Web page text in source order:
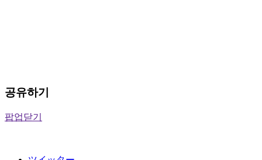
공유하기
팝업닫기